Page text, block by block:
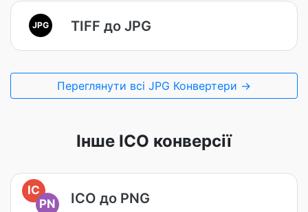
JPG TIFF до JPG
Переглянути всі JPG Конвертери →
Інше ICO конверсії
IC
PN
ICO до PNG